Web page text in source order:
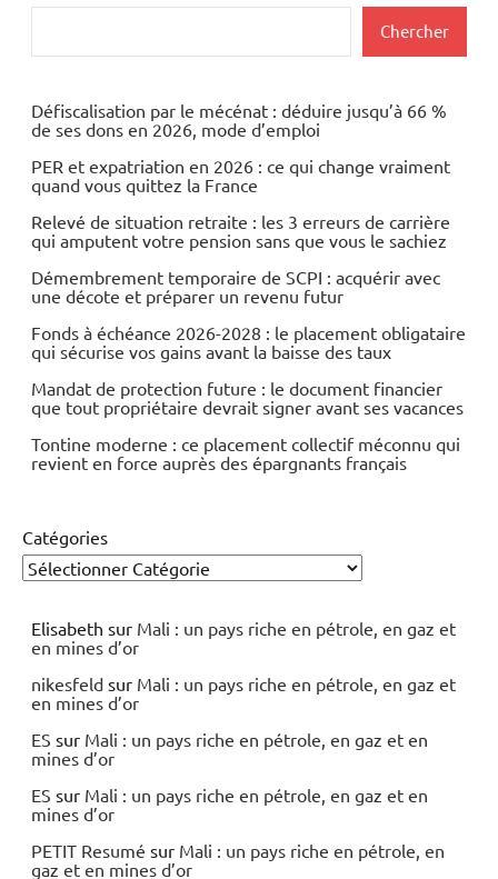
publications
Chercher
Défiscalisation par le mécénat : déduire jusqu’à 66 %
de ses dons en 2026, mode d’emploi
PER et expatriation en 2026 : ce qui change vraiment
quand vous quittez la France
Relevé de situation retraite : les 3 erreurs de carrière
qui amputent votre pension sans que vous le sachiez
Démembrement temporaire de SCPI : acquérir avec
une décote et préparer un revenu futur
Fonds à échéance 2026-2028 : le placement obligataire
qui sécurise vos gains avant la baisse des taux
Mandat de protection future : le document financier
que tout propriétaire devrait signer avant ses vacances
Tontine moderne : ce placement collectif méconnu qui
revient en force auprès des épargnants français
Catégories
Elisabeth sur Mali : un pays riche en pétrole, en gaz et
en mines d’or
nikesfeld sur Mali : un pays riche en pétrole, en gaz et
en mines d’or
ES sur Mali : un pays riche en pétrole, en gaz et en
mines d’or
ES sur Mali : un pays riche en pétrole, en gaz et en
mines d’or
PETIT Resumé sur Mali : un pays riche en pétrole, en
gaz et en mines d’or